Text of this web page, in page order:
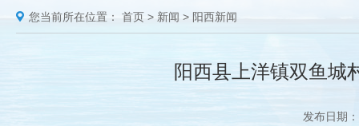
您当前所在位置： 首页 > 新闻 > 阳西新闻
阳西县上洋镇双鱼城
发布日期